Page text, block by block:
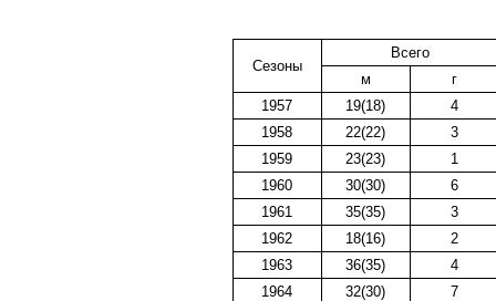
Сезоны
Всего
м
г
1957
19(18)
4
1958
22(22)
3
1959
23(23)
1
1960
30(30)
6
1961
35(35)
3
1962
18(16)
2
1963
36(35)
4
1964
32(30)
7